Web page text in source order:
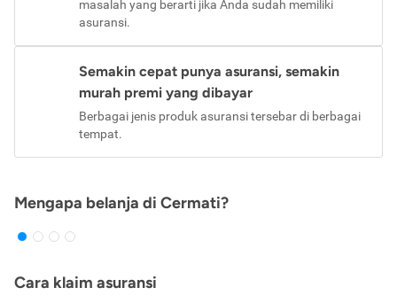
masalah yang berarti jika Anda sudah memiliki
asuransi.
Semakin cepat punya asuransi, semakin
murah premi yang dibayar
Berbagai jenis produk asuransi tersebar di berbagai
tempat.
Mengapa belanja di Cermati?
Cara klaim asuransi